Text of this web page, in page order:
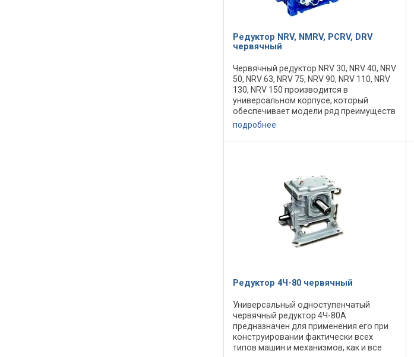
Редуктор NRV, NMRV, PCRV, DRV
червячный
Червячный редуктор NRV 30, NRV 40, NRV
50, NRV 63, NRV 75, NRV 90, NRV 110, NRV
130, NRV 150 производится в
универсальном корпусе, который
обеспечивает модели ряд преимуществ
перед аналогами. Прежде всего, агрегат
можно монтировать в произвольном ...
подробнее
Редуктор 4Ч-80 червячный
Универсальный одноступенчатый
червячный редуктор 4Ч-80А
предназначен для применения его при
конструировании фактически всех
типов машин и механизмов, как и все